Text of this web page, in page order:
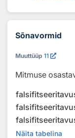
Sõnavormid
Muuttüüp 11
Mitmuse
Näita tabelina